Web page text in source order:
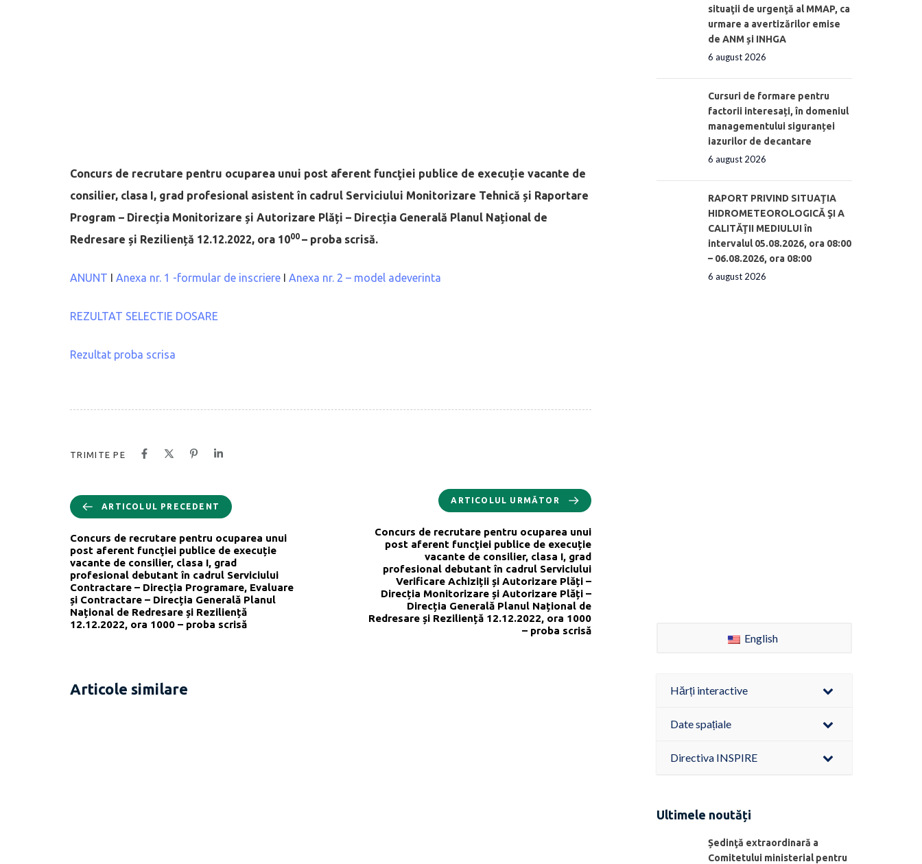
Concurs de recrutare pentru ocuparea unui post aferent funcţiei publice de execuție vacante de
consilier, clasa I, grad profesional asistent în cadrul Serviciului Monitorizare Tehnică și Raportare
Program – Direcția Monitorizare și Autorizare Plăți – Direcția Generală Planul Național de
Redresare și Reziliență 12.12.2022, ora 1000 – proba scrisă.
ANUNT I Anexa nr. 1 -formular de inscriere I Anexa nr. 2 – model adeverinta
REZULTAT SELECTIE DOSARE
Rezultat proba scrisa
TRIMITE PE
ARTICOLUL PRECEDENT
Concurs de recrutare pentru ocuparea unui
post aferent funcţiei publice de execuție
vacante de consilier, clasa I, grad
profesional debutant în cadrul Serviciului
Contractare – Direcția Programare, Evaluare
și Contractare – Direcția Generală Planul
Național de Redresare și Reziliență
12.12.2022, ora 1000 – proba scrisă
ARTICOLUL URMĂTOR
Concurs de recrutare pentru ocuparea unui
post aferent funcţiei publice de execuție
vacante de consilier, clasa I, grad
profesional debutant în cadrul Serviciului
Verificare Achiziții și Autorizare Plăți –
Direcția Monitorizare și Autorizare Plăți –
Direcția Generală Planul Național de
Redresare și Reziliență 12.12.2022, ora 1000
– proba scrisă
Articole similare
situaţii de urgenţă al MMAP, ca
urmare a avertizărilor emise
de ANM și INHGA
6 august 2026
Cursuri de formare pentru
factorii interesați, în domeniul
managementului siguranței
iazurilor de decantare
6 august 2026
RAPORT PRIVIND SITUAŢIA
HIDROMETEOROLOGICĂ ŞI A
CALITĂŢII MEDIULUI în
intervalul 05.08.2026, ora 08:00
– 06.08.2026, ora 08:00
6 august 2026
English
Hărți interactive
Date spațiale
Directiva INSPIRE
Ultimele noutăți
Ședinţă extraordinară a
Comitetului ministerial pentru